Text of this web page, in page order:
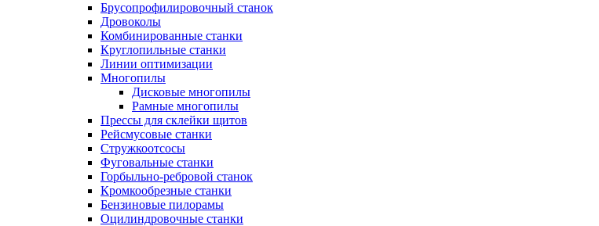
Брусопрофилировочный станок
Дровоколы
Комбинированные станки
Круглопильные станки
Линии оптимизации
Многопилы
Дисковые многопилы
Рамные многопилы
Прессы для склейки щитов
Рейсмусовые станки
Стружкоотсосы
Фуговальные станки
Горбыльно-ребровой станок
Кромкообрезные станки
Бензиновые пилорамы
Оцилиндровочные станки